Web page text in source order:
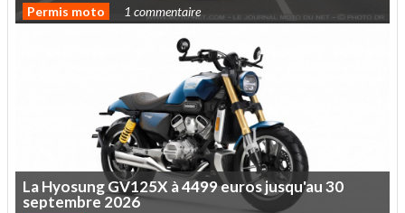
Permis moto 1 commentaire
LaHyosungGV125X à4499eurosjusqu'au30
septembre 2026